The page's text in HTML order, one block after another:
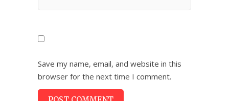
Save my name, email, and website in this
browser for the next time I comment.